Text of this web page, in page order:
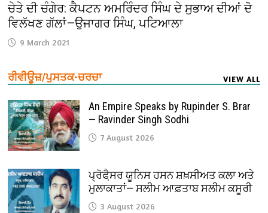
ਚੇਤੇ ਦੀ ਚੰਗੇਰ: ਕੈਪਟਨ ਅਮਰਿੰਦਰ ਸਿੰਘ ਦੇ ਸੁਭਾਅ ਦੀਆਂ ਦੋ
ਵਿਲੱਖਣ ਗੱਲਾਂ—ਉਜਾਗਰ ਸਿੰਘ, ਪਟਿਆਲਾ
9 March 2021
ਰੀਵੀਊਜ਼/ਪੁਸਤਕ-ਚਰਚਾ VIEW ALL
An Empire Speaks by Rupinder S. Brar
— Ravinder Singh Sodhi
7 August 2026
ਪ੍ਰੋਫੈ਼ਸਰ ਯੂਨਿਸ ਹਸਨ ਸ਼ਖ਼ਸੀਅਤ ਕਲਾ ਅਤੇ
ਮੁਲਾਕਾਤਾਂ— ਸਲੀਮ ਆਫ਼ਤਾਬ ਸਲੀਮ ਕਸੂਰੀ
3 August 2026